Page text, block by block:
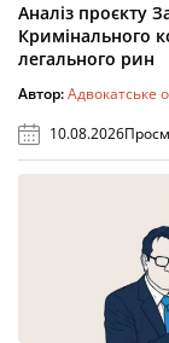
Аналіз проєкту
Кримінального
легального рин
Автор:Адвокатське
10.08.2026